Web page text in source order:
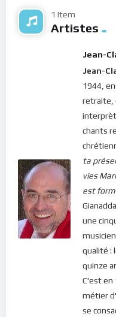
sa présence. Il a mis en
l’étouffons. Voilà
Pour vous inscrire
cliquer ici :
design=”twitter”]
Si vous voulez vous
de poster des
veuillez cliquer ici :
1 Item
Artistes
Jean-
Jean-
1944,
retraite,
chants
ta
vies
est
une
qualité :
quinze
C'est en
métier
se